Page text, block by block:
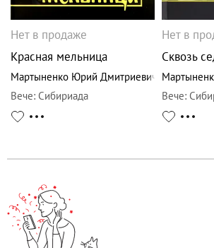
Нет в продаже
Красная мельница
Мартыненко Юрий Дмитриевич
Вече: Сибириада
Нет в
Сквозь
Вече: